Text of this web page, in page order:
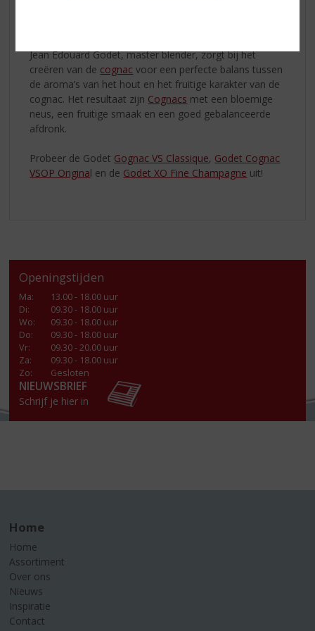
Jean Edouard Godet, master blender, zorgt bij het
creëren van de cognac voor een perfecte balans tussen
de aroma’s van het hout en het fruitige karakter van de
cognac. Het resultaat zijn Cognacs met een bloemige
neus, een fruitige smaak en een goed gebalanceerde
afdronk.
Probeer de Godet Gognac VS Classique, Godet Cognac
VSOP Original en de Godet XO Fine Champagne uit!
Openingstijden
Ma:
13.00 - 18.00 uur
Di:
09.30 - 18.00 uur
Wo:
09.30 - 18.00 uur
Do:
09.30 - 18.00 uur
Vr:
09.30 - 20.00 uur
Za:
09.30 - 18.00 uur
Zo:
Gesloten
NIEUWSBRIEF
Schrijf je hier in
Home
Home
Assortiment
Over ons
Nieuws
Inspiratie
Contact